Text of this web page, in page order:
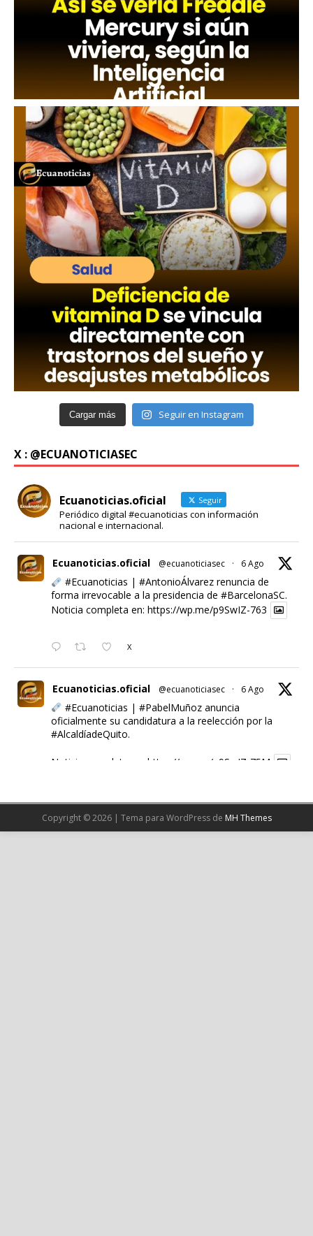
Cargar más Seguir en Instagram
X : @ECUANOTICIASEC
Ecuanoticias.oficial Seguir
Periódico digital #ecuanoticias con información
nacional e internacional.
Ecuanoticias.oficial @ecuanoticiasec · 6 Ago
#Ecuanoticias | #AntonioÁlvarezrenuncia de
forma irrevocable a la presidencia de #BarcelonaSC.
Noticia completa en: https://wp.me/p9SwIZ-763
X
Ecuanoticias.oficial @ecuanoticiasec · 6 Ago
#Ecuanoticias | #PabelMuñozanuncia
oficialmente su candidatura a la reelección por la
#AlcaldíadeQuito.
Noticia completa en: https://wp.me/p9SwIZ-75M
Cargar más
Copyright © 2026 | Tema para WordPress de MH Themes